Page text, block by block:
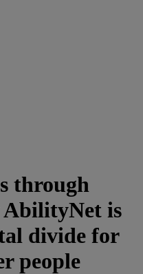
through
AbilityNet is
divide for
people